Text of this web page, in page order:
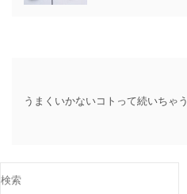
うまくいかないコトって続いちゃう